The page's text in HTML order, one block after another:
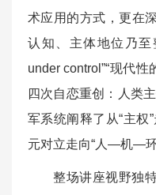
术应用的方式，更在
认知、主体地位乃至
under control”“现代
四次自恋重创：人类
军系统阐释了从“主权
元对立走向“人—机—环
整场讲座视野独